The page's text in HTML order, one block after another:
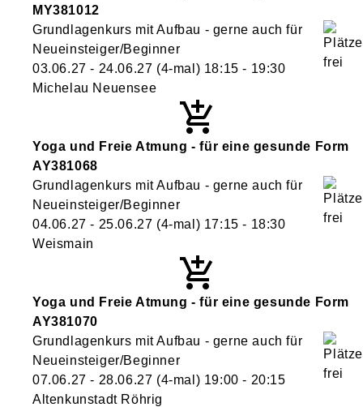
MY381012
Grundlagenkurs mit Aufbau - gerne auch für
Neueinsteiger/Beginner
03.06.27 - 24.06.27 (4-mal) 18:15 - 19:30
Michelau Neuensee
Yoga und Freie Atmung - für eine gesunde Form
AY381068
Grundlagenkurs mit Aufbau - gerne auch für
Neueinsteiger/Beginner
04.06.27 - 25.06.27 (4-mal) 17:15 - 18:30
Weismain
Yoga und Freie Atmung - für eine gesunde Form
AY381070
Grundlagenkurs mit Aufbau - gerne auch für
Neueinsteiger/Beginner
07.06.27 - 28.06.27 (4-mal) 19:00 - 20:15
Altenkunstadt Röhrig